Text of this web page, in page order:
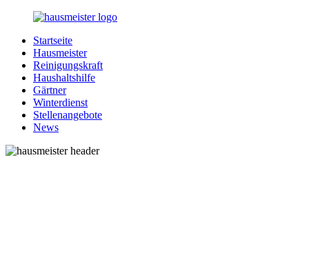
Zurück
Inhalt
Hausmeister.de
Alles
rund
Ihren
Haushalt
Startseite
Hausmeister
Reinigungskraft
Haushaltshilfe
Gärtner
Winterdienst
Stellenangebote
News